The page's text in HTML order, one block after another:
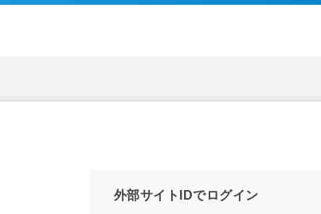
外部サイトIDでログイン